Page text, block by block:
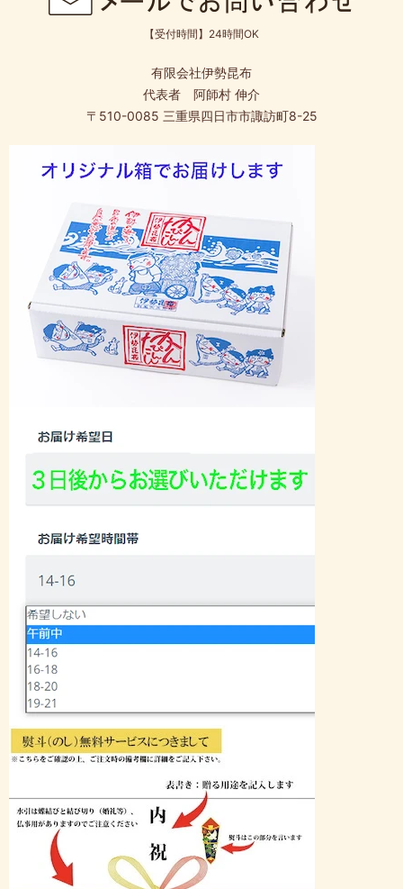
【受付時間】24時間OK
有限会社伊勢昆布
代表者 阿師村 伸介
〒510-0085 三重県四日市市諏訪町8-25